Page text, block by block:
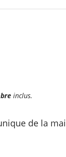
inclus.
de la